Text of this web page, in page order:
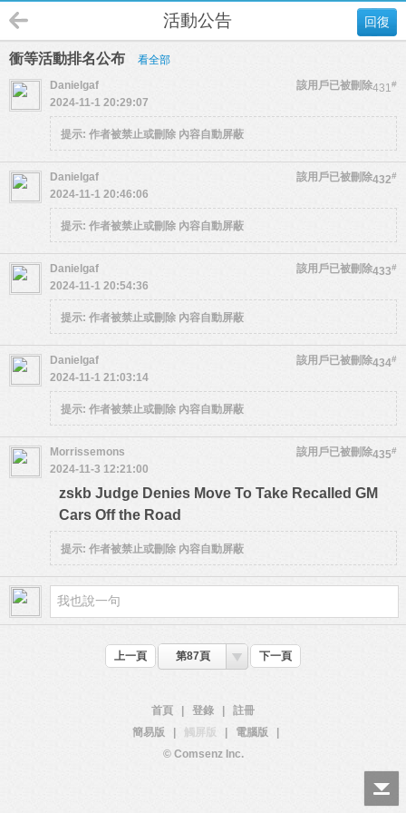
回復
活動公告
衝等活動排名公布 看全部
431#
Danielgaf
該用戶已被刪除
2024-11-1 20:29:07
提示: 作者被禁止或刪除 內容自動屏蔽
432#
Danielgaf
該用戶已被刪除
2024-11-1 20:46:06
提示: 作者被禁止或刪除 內容自動屏蔽
433#
Danielgaf
該用戶已被刪除
2024-11-1 20:54:36
提示: 作者被禁止或刪除 內容自動屏蔽
434#
Danielgaf
該用戶已被刪除
2024-11-1 21:03:14
提示: 作者被禁止或刪除 內容自動屏蔽
435#
Morrissemons
該用戶已被刪除
2024-11-3 12:21:00
zskb Judge Denies Move To Take Recalled GM
Cars Off the Road
提示: 作者被禁止或刪除 內容自動屏蔽
上一頁 第87頁 下一頁
首頁 登錄
註冊
簡易版
觸屏版 電腦版
© Comsenz Inc.